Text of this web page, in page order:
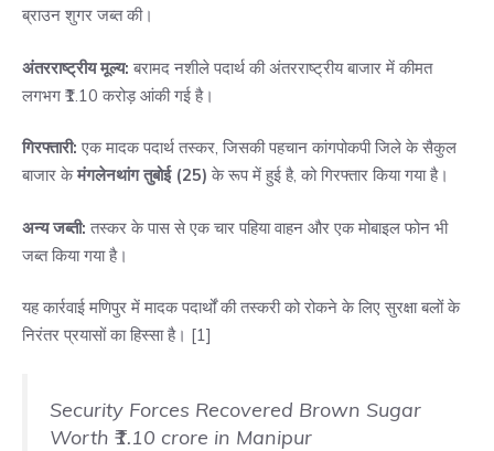
ब्राउन शुगर जब्त की।
अंतरराष्ट्रीय मूल्य: बरामद नशीले पदार्थ की अंतरराष्ट्रीय बाजार में कीमत
लगभग ₹1.10 करोड़ आंकी गई है।
गिरफ्तारी: एक मादक पदार्थ तस्कर, जिसकी पहचान कांगपोकपी जिले के सैकुल
बाजार केमंगलेनथांग तुबोई (25) के रूप में हुई है, को गिरफ्तार किया गया है।
अन्य जब्ती: तस्कर के पास से एक चार पहिया वाहन और एक मोबाइल फोन भी
जब्त किया गया है।
यह कार्रवाई मणिपुर में मादक पदार्थों की तस्करी को रोकने के लिए सुरक्षा बलों के
निरंतर प्रयासों का हिस्सा है। [1]
Security Forces Recovered Brown Sugar
Worth ₹1.10 crore in Manipur